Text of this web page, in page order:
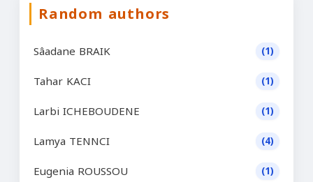
Random authors
Sâadane BRAIK (1)
Tahar KACI (1)
Larbi ICHEBOUDENE (1)
Lamya TENNCI (4)
Eugenia ROUSSOU (1)